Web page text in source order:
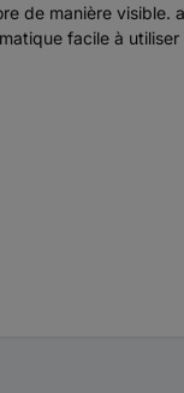
de manière
facile à